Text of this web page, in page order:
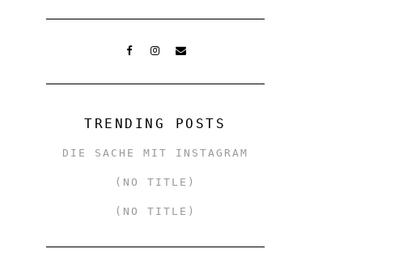
TRENDING POSTS
DIE SACHE MIT INSTAGRAM
(NO TITLE)
(NO TITLE)